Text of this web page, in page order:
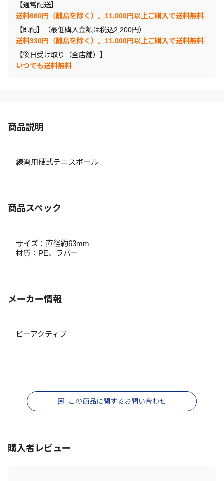
【通常配送】
送料660円（離島を除く）。11,000円以上ご購入で送料無料
【即配】（最低購入金額は税込2,200円）
送料330円（離島を除く）。11,000円以上ご購入で送料無料
【後日受け取り（全店舗）】
いつでも送料無料
商品説明
練習用硬式テニスボール
商品スペック
サイズ：直径約63mm
材質：PE、ラバー
メーカー情報
ビーアクティブ
この商品に関するお問い合わせ
購入者レビュー